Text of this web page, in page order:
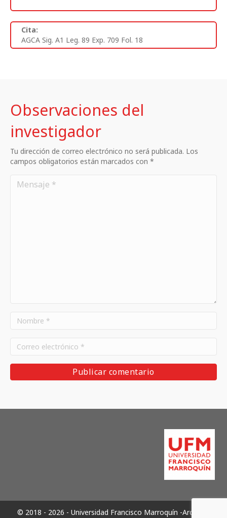
Cita:
AGCA Sig. A1 Leg. 89 Exp. 709 Fol. 18
Observaciones del
investigador
Tu dirección de correo electrónico no será publicada. Los
campos obligatorios están marcados con *
© 2018 - 2026 - Universidad Francisco Marroquín -Archivos